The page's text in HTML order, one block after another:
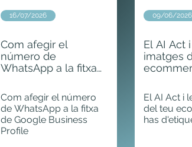
Com afegir el
número de
WhatsApp a la fitxa
Profile
16/07/2026
Com afegir el número
de WhatsApp a la fitxa
de Google Business
Profile
El AI Act
imatges
09/06/2026
El AI Act i
del teu
has